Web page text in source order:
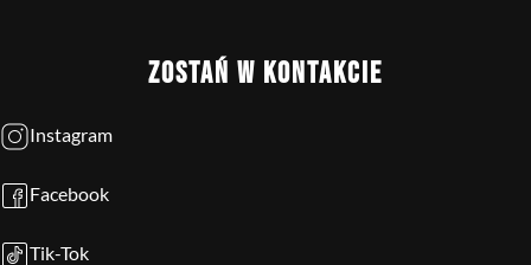
ZOSTAŃ W KONTAKCIE
Instagram
Facebook
Tik-Tok